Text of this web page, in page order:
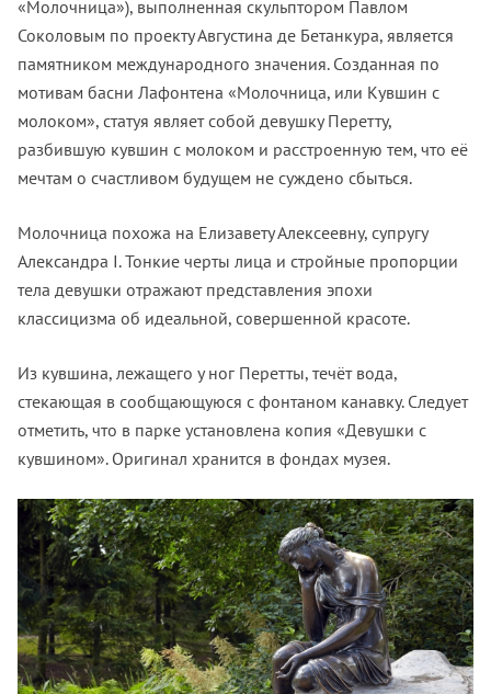
«Молочница»), выполненная скульптором Павлом
Соколовым по проекту Августина де Бетанкура, является
памятником международного значения. Созданная по
мотивам басни Лафонтена «Молочница, или Кувшин с
молоком», статуя являет собой девушку Перетту,
разбившую кувшин с молоком и расстроенную тем, что её
мечтам о счастливом будущем не суждено сбыться.
Молочница похожа на Елизавету Алексеевну, супругу
Александра I. Тонкие черты лица и стройные пропорции
тела девушки отражают представления эпохи
классицизма об идеальной, совершенной красоте.
Из кувшина, лежащего у ног Перетты, течёт вода,
стекающая в сообщающуюся с фонтаном канавку. Следует
отметить, что в парке установлена копия «Девушки с
кувшином». Оригинал хранится в фондах музея.